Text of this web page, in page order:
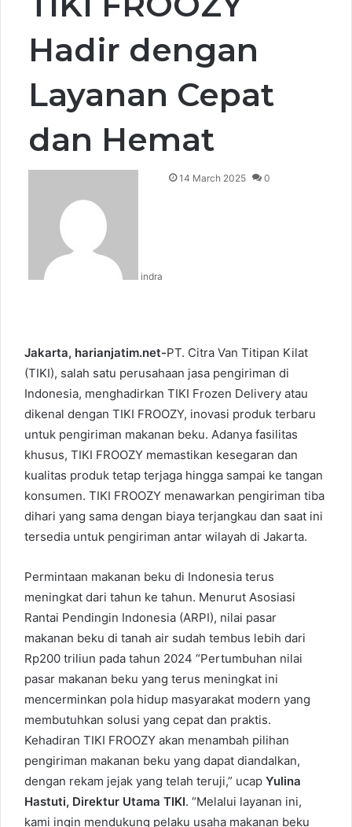
Hadir dengan
Layanan Cepat
dan Hemat
indra
14 March 2025 0
Jakarta, harianjatim.net-PT. Citra Van Titipan Kilat
(TIKI), salah satu perusahaan jasa pengiriman di
Indonesia, menghadirkan TIKI Frozen Delivery atau
dikenal dengan TIKI FROOZY, inovasi produk terbaru
untuk pengiriman makanan beku. Adanya fasilitas
khusus, TIKI FROOZY memastikan kesegaran dan
kualitas produk tetap terjaga hingga sampai ke tangan
konsumen. TIKI FROOZY menawarkan pengiriman tiba
dihari yang sama dengan biaya terjangkau dan saat ini
tersedia untuk pengiriman antar wilayah di Jakarta.
Permintaan makanan beku di Indonesia terus
meningkat dari tahun ke tahun. Menurut Asosiasi
Rantai Pendingin Indonesia (ARPI), nilai pasar
makanan beku di tanah air sudah tembus lebih dari
Rp200 triliun pada tahun 2024 “Pertumbuhan nilai
pasar makanan beku yang terus meningkat ini
mencerminkan pola hidup masyarakat modern yang
membutuhkan solusi yang cepat dan praktis.
Kehadiran TIKI FROOZY akan menambah pilihan
pengiriman makanan beku yang dapat diandalkan,
dengan rekam jejak yang telah teruji,” ucap Yulina
Hastuti, Direktur Utama TIKI. “Melalui layanan ini,
kami ingin mendukung pelaku usaha makanan beku